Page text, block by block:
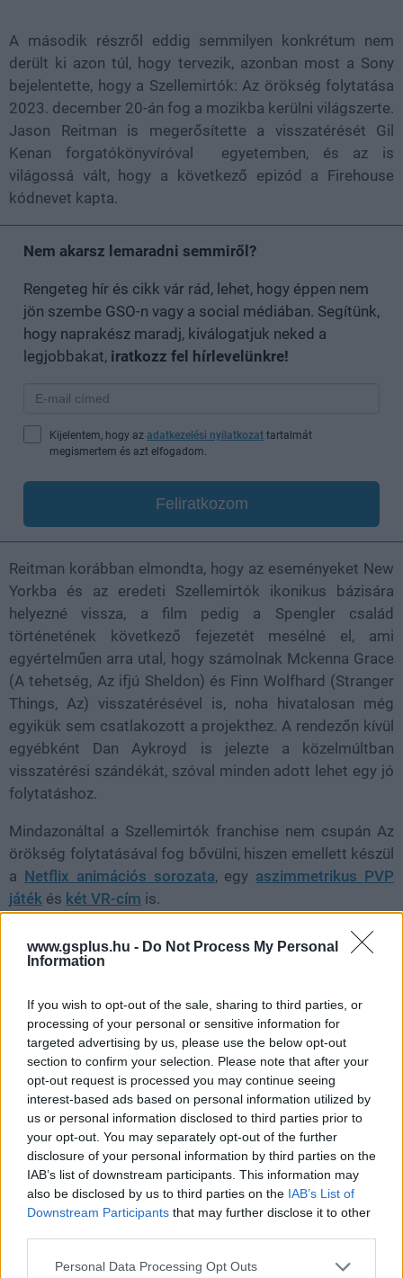
www.gsplus.hu - Do Not Process My Personal
Information
If you wish to opt-out of the sale, sharing to third parties, or
processing of your personal or sensitive information for
targeted advertising by us, please use the below opt-out
section to confirm your selection. Please note that after your
opt-out request is processed you may continue seeing
interest-based ads based on personal information utilized by
us or personal information disclosed to third parties prior to
your opt-out. You may separately opt-out of the further
disclosure of your personal information by third parties on the
IAB’s list of downstream participants. This information may
also be disclosed by us to third parties on the IAB’s List of
Downstream Participants that may further disclose it to other
Please note that this website/app uses one or more Google
Personal Data Processing Opt Outs
A második részről eddig semmilyen konkrétum nem
derült ki azon túl, hogy tervezik, azonban most a Sony
bejelentette, hogy a Szellemirtók: Az örökség folytatása
2023. december 20-án fog a mozikba kerülni világszerte.
Jason Reitman is megerősítette a visszatérését Gil
Kenan forgatókönyvíróval egyetemben, és az is
világossá vált, hogy a következő epizód a Firehouse
kódnevet kapta.
Nem akarsz lemaradni semmiről?
Rengeteg hír és cikk vár rád, lehet, hogy éppen nem
jön szembe GSO-n vagy a social médiában. Segítünk,
hogy naprakész maradj, kiválogatjuk neked a
legjobbakat, iratkozz fel hírlevelünkre!
Kijelentem, hogy az adatkezelési nyilatkozat tartalmát
megismertem és azt elfogadom.
Feliratkozom
Reitman korábban elmondta, hogy az eseményeket New
Yorkba és az eredeti Szellemirtók ikonikus bázisára
helyezné vissza, a film pedig a Spengler család
történetének következő fejezetét mesélné el, ami
egyértelműen arra utal, hogy számolnak Mckenna Grace
(A tehetség, Az ifjú Sheldon) és Finn Wolfhard (Stranger
Things, Az) visszatérésével is, noha hivatalosan még
egyikük sem csatlakozott a projekthez. A rendezőn kívül
egyébként Dan Aykroyd is jelezte a közelmúltban
visszatérési szándékát, szóval minden adott lehet egy jó
folytatáshoz.
Mindazonáltal a Szellemirtók franchise nem csupán Az
örökség folytatásával fog bővülni, hiszen emellett készül
a Netflix animációs sorozata, egy aszimmetrikus PVP
játék és két VR-cím is.
Július végén folytatódik a balatoni strandröplabda-
sorozat.
Címkék: #szellemirtók: az örökség
#szellemirtók
#ghostbusters
#sony